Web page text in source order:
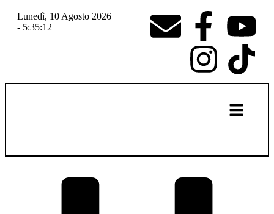
Lunedì, 10 Agosto 2026
- 5:35:13